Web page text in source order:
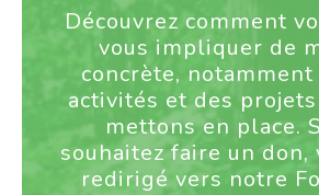
Découvrez comment
vous impliquer de
concrète,
activités et des
mettons en place.
souhaitez faire un don,
redirigé vers notre